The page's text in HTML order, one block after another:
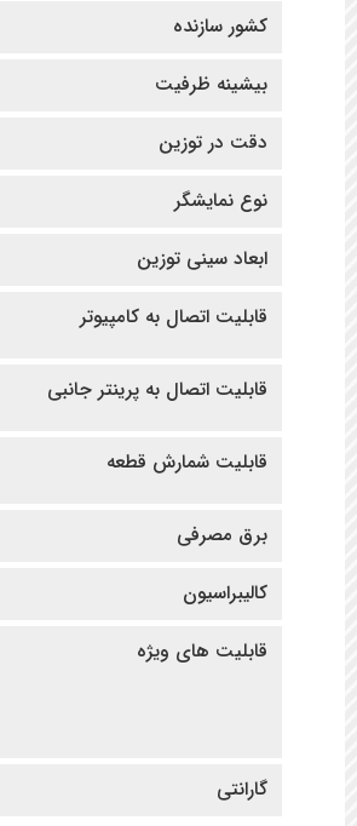
کشور سازنده
بیشینه ظرفیت
دقت در توزین
نوع نمایشگر
ابعاد سینی توزین
قابلیت اتصال به کامپیوتر
قابلیت اتصال به پرینتر جانبی
قابلیت شمارش قطعه
برق مصرفی
کالیبراسیون
قابلیت های ویژه
گارانتی